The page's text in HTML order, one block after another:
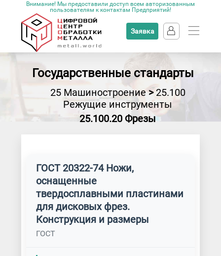
Внимание! Мы предоставили доступ всем авторизованным
пользователям к контактам Предприятий!
Заявка
Государственные стандарты
25 Машиностроение>25.100
Режущие инструменты
25.100.20 Фрезы
ГОСТ 20322-74 Ножи,
оснащенные
твердосплавными пластинами
для дисковых фрез.
Конструкция и размеры
ГОСТ